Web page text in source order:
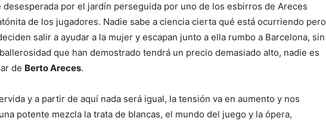
desesperada por el jardín perseguida por uno de los esbirros de Areces
de los jugadores. Nadie sabe a ciencia cierta qué está ocurriendo pero
salir a ayudar a la mujer y escapan junto a ella rumbo a Barcelona, sin
que han demostrado tendrá un precio demasiado alto, nadie es
de Berto Areces.
y a partir de aquí nada será igual, la tensión va en aumento y nos
potente mezcla la trata de blancas, el mundo del juego y la ópera,